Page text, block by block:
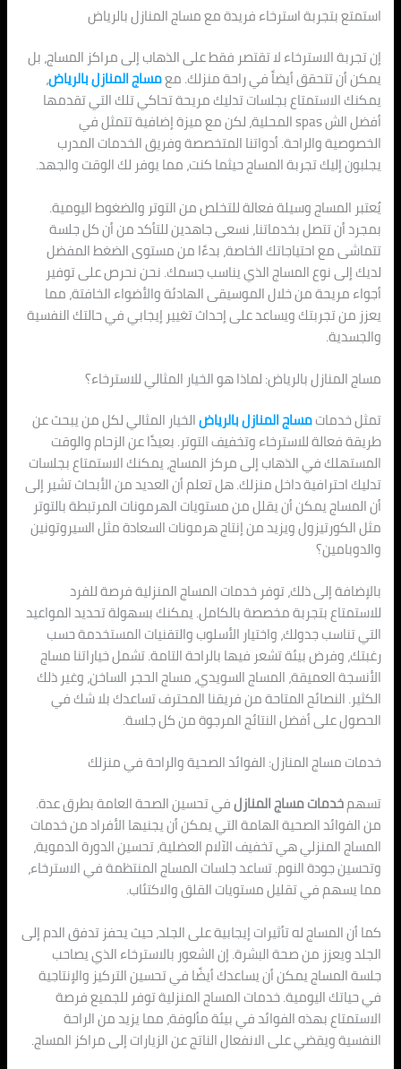
استمتع بتجربة استرخاء فريدة مع مساج المنازل بالرياض
إن تجربة الاسترخاء لا تقتصر فقط على الذهاب إلى مراكز المساج، بل
يمكن أن تتحقق أيضاً في راحة منزلك. معمساج المنازل بالرياض،
يمكنك الاستمتاع بجلسات تدليك مريحة تحاكي تلك التي تقدمها
أفضل الش spas المحلية، لكن مع ميزة إضافية تتمثل في
الخصوصية والراحة. أدواتنا المتخصصة وفريق الخدمات المدرب
يجلبون إليك تجربة المساج حيثما كنت، مما يوفر لك الوقت والجهد.
يُعتبر المساج وسيلة فعالة للتخلص من التوتر والضغوط اليومية.
بمجرد أن تتصل بخدماتنا، نسعى جاهدين للتأكد من أن كل جلسة
تتماشى مع احتياجاتك الخاصة، بدءًا من مستوى الضغط المفضل
لديك إلى نوع المساج الذي يناسب جسمك. نحن نحرص على توفير
أجواء مريحة من خلال الموسيقى الهادئة والأضواء الخافتة، مما
يعزز من تجربتك ويساعد على إحداث تغيير إيجابي في حالتك النفسية
والجسدية.
مساج المنازل بالرياض: لماذا هو الخيار المثالي للاسترخاء؟
تمثل خدماتمساج المنازل بالرياضالخيار المثالي لكل من يبحث عن
طريقة فعالة للاسترخاء وتخفيف التوتر. بعيدًا عن الزحام والوقت
المستهلك في الذهاب إلى مركز المساج، يمكنك الاستمتاع بجلسات
تدليك احترافية داخل منزلك. هل تعلم أن العديد من الأبحاث تشير إلى
أن المساج يمكن أن يقلل من مستويات الهرمونات المرتبطة بالتوتر
مثل الكورتيزول ويزيد من إنتاج هرمونات السعادة مثل السيروتونين
والدوبامين؟
بالإضافة إلى ذلك، توفر خدمات المساج المنزلية فرصة للفرد
للاستمتاع بتجربة مخصصة بالكامل. يمكنك بسهولة تحديد المواعيد
التي تناسب جدولك، واختيار الأسلوب والتقنيات المستخدمة حسب
رغبتك، وفرض بيئة تشعر فيها بالراحة التامة. تشمل خياراتنا مساج
الأنسجة العميقة، المساج السويدي، مساج الحجر الساخن، وغير ذلك
الكثير. النصائح المتاحة من فريقنا المحترف تساعدك بلا شك في
الحصول على أفضل النتائج المرجوة من كل جلسة.
خدمات مساج المنازل: الفوائد الصحية والراحة في منزلك
تسهمخدمات مساج المنازلفي تحسين الصحة العامة بطرق عدة.
من الفوائد الصحية الهامة التي يمكن أن يجنيها الأفراد من خدمات
المساج المنزلي هي تخفيف الآلام العضلية، تحسين الدورة الدموية،
وتحسين جودة النوم. تساعد جلسات المساج المنتظمة في الاسترخاء،
مما يسهم في تقليل مستويات القلق والاكتئاب.
كما أن المساج له تأثيرات إيجابية على الجلد، حيث يحفز تدفق الدم إلى
الجلد ويعزز من صحة البشرة. إن الشعور بالاسترخاء الذي يصاحب
جلسة المساج يمكن أن يساعدك أيضًا في تحسين التركيز والإنتاجية
في حياتك اليومية. خدمات المساج المنزلية توفر للجميع فرصة
الاستمتاع بهذه الفوائد في بيئة مألوفة، مما يزيد من الراحة
النفسية ويقضي على الانفعال الناتج عن الزيارات إلى مراكز المساج.